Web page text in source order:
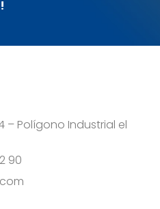
– Polígono Industrial el
90